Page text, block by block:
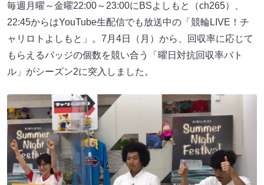
毎週月曜～金曜22:00～23:00にBSよしもと（ch265）、
22:45からはYouTube生配信でも放送中の「競輪LIVE！チ
ャリロトよしもと」。7月4日（月）から、回収率に応じて
もらえるバッジの個数を競い合う「曜日対抗回収率バト
ル」がシーズン2に突入しました。